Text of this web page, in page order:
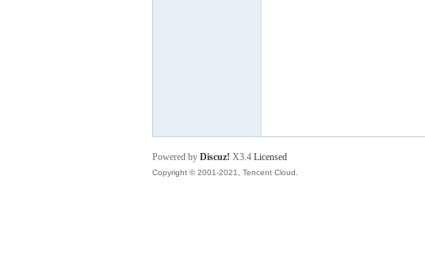
Powered by Discuz! X3.4 Licensed
Copyright © 2001-2021, Tencent Cloud.